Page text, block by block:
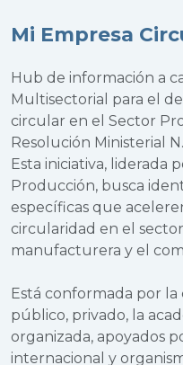
Mi Empresa
Hub de información a
Multisectorial para el
circular en el Sector
Resolución Ministerial
Esta iniciativa, liderada
Producción, busca
específicas que
circularidad en el
manufacturera y el
Está conformada por
público, privado, la
organizada, apoyados
internacional y